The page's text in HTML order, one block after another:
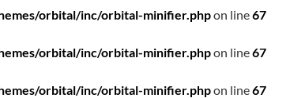
orbital/inc/orbital-minifier.phpon line67
orbital/inc/orbital-minifier.phpon line67
orbital/inc/orbital-minifier.phpon line67